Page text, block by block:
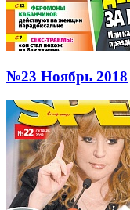
№23 Ноябрь 2018